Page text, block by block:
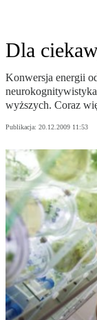
Dla
Konwersja energii
wyższych. Coraz
Publikacja: 20.12.2009 11:53